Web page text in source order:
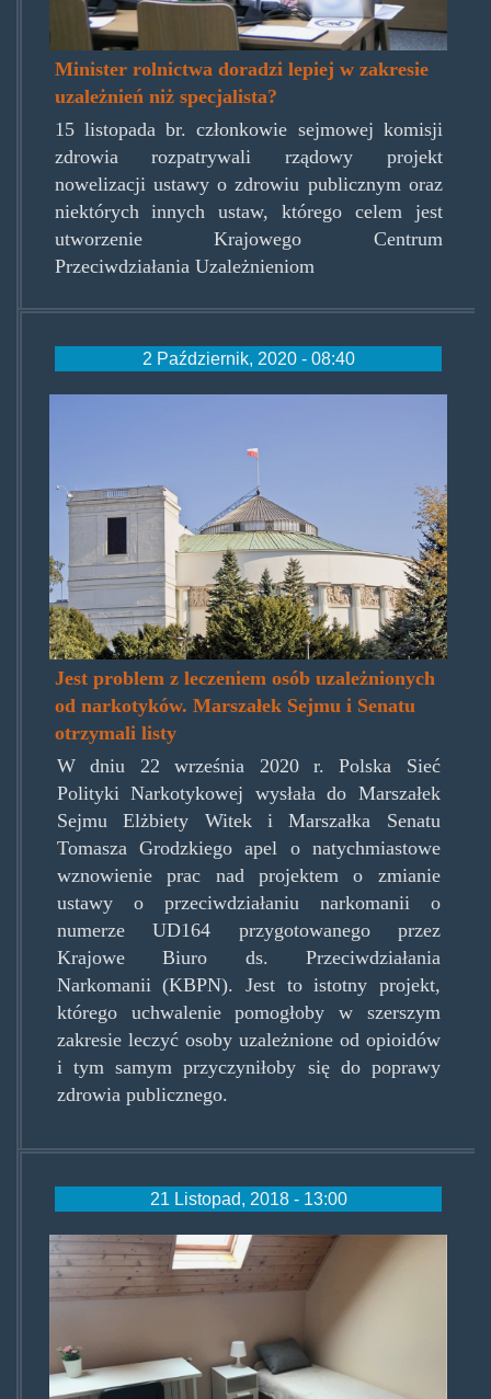
Minister rolnictwa doradzi lepiej w zakresie
uzależnień niż specjalista?
15 listopada br. członkowie sejmowej komisji
zdrowia rozpatrywali rządowy projekt
nowelizacji ustawy o zdrowiu publicznym oraz
niektórych innych ustaw, którego celem jest
utworzenie Krajowego Centrum
Przeciwdziałania Uzależnieniom
2 Październik, 2020 - 08:40
Jest problem z leczeniem osób uzależnionych
od narkotyków. Marszałek Sejmu i Senatu
otrzymali listy
W dniu 22 września 2020 r. Polska Sieć
Polityki Narkotykowej wysłała do Marszałek
Sejmu Elżbiety Witek i Marszałka Senatu
Tomasza Grodzkiego apel o natychmiastowe
wznowienie prac nad projektem o zmianie
ustawy o przeciwdziałaniu narkomanii o
numerze UD164 przygotowanego przez
Krajowe Biuro ds. Przeciwdziałania
Narkomanii (KBPN). Jest to istotny projekt,
którego uchwalenie pomogłoby w szerszym
zakresie leczyć osoby uzależnione od opioidów
i tym samym przyczyniłoby się do poprawy
zdrowia publicznego.
21 Listopad, 2018 - 13:00
osrodek-nowe-zycie.jpg